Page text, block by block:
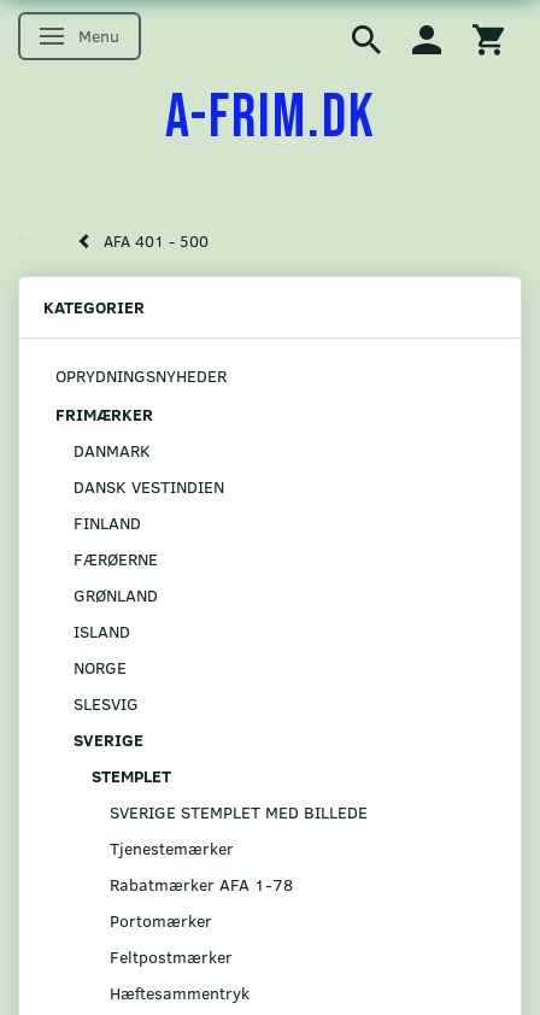
Skifte navigation
Menu
A-FRIM.DK
AFA 401 - 500
KATEGORIER
OPRYDNINGSNYHEDER
FRIMÆRKER
DANMARK
DANSK VESTINDIEN
FINLAND
FÆRØERNE
GRØNLAND
ISLAND
NORGE
SLESVIG
SVERIGE
STEMPLET
SVERIGE STEMPLET MED BILLEDE
Tjenestemærker
Rabatmærker AFA 1-78
Portomærker
Feltpostmærker
Hæftesammentryk